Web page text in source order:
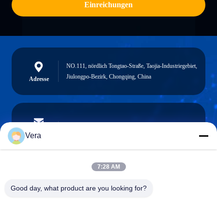
Einreichungen
Adresse
NO.111, nördlich Tongtao-Straße, Taojia-Industriegebiet,
Jiulongpo-Bezirk, Chongqing, China
E-Mail-Adresse
Telefon
Vera
7:28 AM
Good day, what product are you looking for?